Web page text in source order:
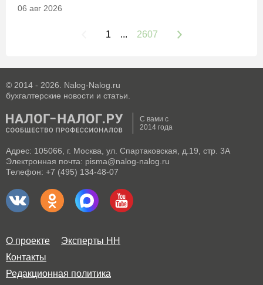
06 авг 2026
1 ... 2607
© 2014 - 2026. Nalog-Nalog.ru
бухгалтерские новости и статьи.
С вами с
2014 года
Адрес: 105066, г. Москва, ул. Спартаковская, д.19, стр. 3А
Электронная почта: pisma@nalog-nalog.ru
Телефон: +7 (495) 134-48-07
О проекте
Эксперты НН
Контакты
Редакционная политика